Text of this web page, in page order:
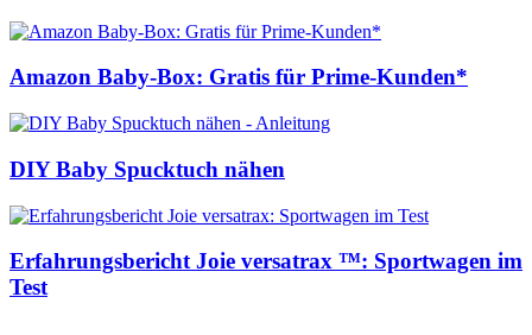
Amazon Baby-Box: Gratis für Prime-Kunden*
DIY Baby Spucktuch nähen
Erfahrungsbericht Joie versatrax ™: Sportwagen im
Test